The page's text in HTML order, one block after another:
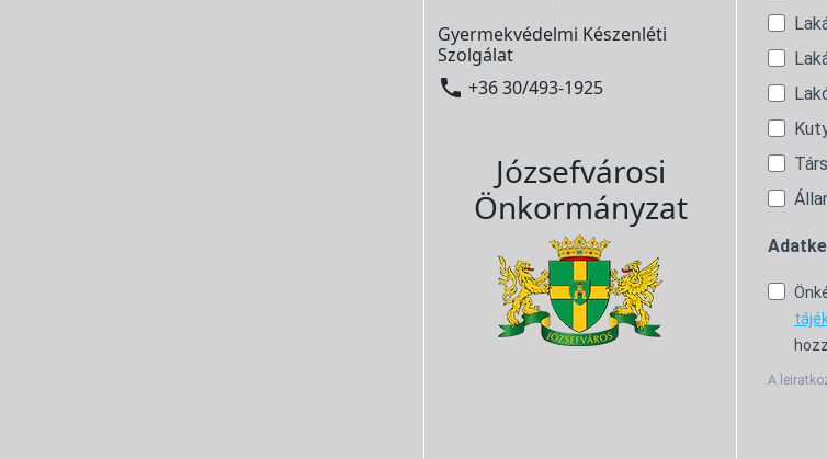
Gyermekvédelmi Készenléti
Szolgálat
 +36 30/493-1925
Józsefvárosi
Önkormányzat
A